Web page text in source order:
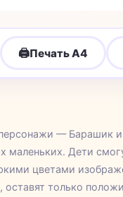
🖨Печать A4
— Барашик
маленьких. Дети
цветами
только